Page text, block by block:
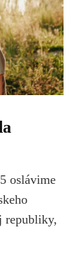
oslávime
republiky,